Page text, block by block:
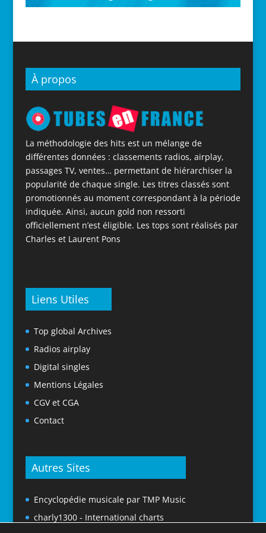
À propos
La méthodologie des hits est un mélange de
différentes données : classements radios, airplay,
passages TV, ventes… permettant de hiérarchiser la
popularité de chaque single. Les titres classés sont
promotionnés au moment correspondant à la période
indiquée. Ainsi, aucun gold non ressorti
officiellement n’est éligible. Les tops sont réalisés par
Charles et Laurent Pons
Liens Utiles
Top global Archives
Radios airplay
Digital singles
Mentions Légales
CGV et CGA
Contact
Autres Sites
Encyclopédie musicale par TMP Music
charly1300 - International charts